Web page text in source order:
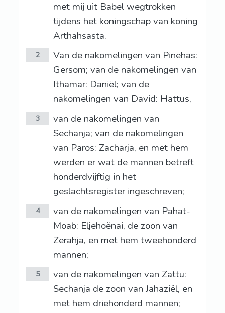
met mij uit Babel wegtrokken
tijdens het koningschap van koning
Arthahsasta.
2
Van de nakomelingen van Pinehas:
Gersom; van de nakomelingen van
Ithamar: Daniël; van de
nakomelingen van David: Hattus,
3
van de nakomelingen van
Sechanja; van de nakomelingen
van Paros: Zacharja, en met hem
werden er wat de mannen betreft
honderdvijftig in het
geslachtsregister ingeschreven;
4
van de nakomelingen van Pahat-
Moab: Eljehoënai, de zoon van
Zerahja, en met hem tweehonderd
mannen;
5
van de nakomelingen van Zattu:
Sechanja de zoon van Jahaziël, en
met hem driehonderd mannen;